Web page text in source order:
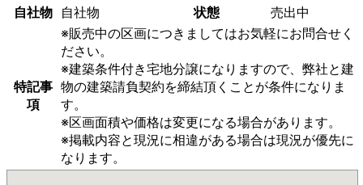
自社物 自社物 状態 売出中
特記事
項
※販売中の区画につきましてはお気軽にお問合せく
ださい。
※建築条件付き宅地分譲になりますので、弊社と建
物の建築請負契約を締結頂くことが条件になりま
す。
※区画面積や価格は変更になる場合があります。
※掲載内容と現況に相違がある場合は現況が優先に
なります。